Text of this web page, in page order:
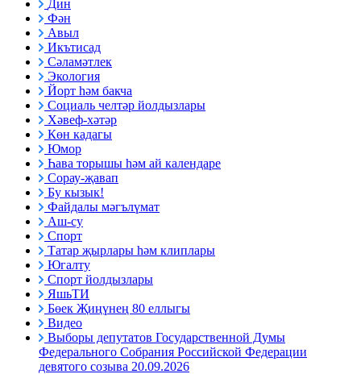
Дин
Фән
Авыл
Икътисад
Сәламәтлек
Экология
Йорт һәм бакча
Социаль челтәр йолдызлары
Хәвеф-хәтәр
Көн кадагы
Юмор
Һава торышы һәм ай календаре
Сорау-җавап
Бу кызык!
Файдалы мәгълүмат
Аш-су
Спорт
Татар җырлары һәм клиплары
Югалту
Спорт йолдызлары
ЯшьТИ
Бөек Җиңүнең 80 еллыгы
Видео
Выборы депутатов Государственной Думы
Федерального Собрания Российской Федерации
девятого созыва 20.09.2026